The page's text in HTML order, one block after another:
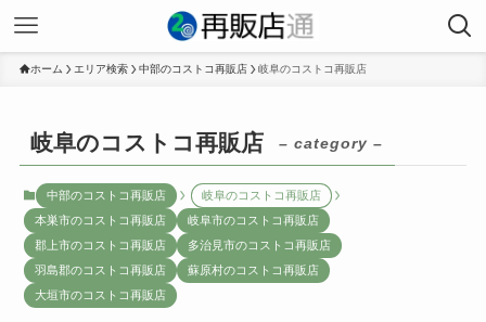
ホーム エリア検索 中部のコストコ再販店 岐阜のコストコ再販店
岐阜のコストコ再販店 – category –
中部のコストコ再販店
岐阜のコストコ再販店
本巣市のコストコ再販店
岐阜市のコストコ再販店
郡上市のコストコ再販店
多治見市のコストコ再販店
羽島郡のコストコ再販店
蘇原村のコストコ再販店
大垣市のコストコ再販店